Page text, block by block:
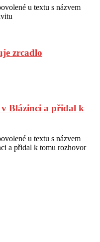
u textu s názvem
zrcadlo
Blázinci a přidal k
u textu s názvem
a přidal k tomu rozhovor